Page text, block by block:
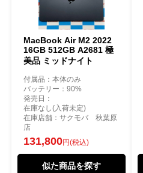
MacBook Air M2 2022
16GB 512GB A2681 極
美品 ミッドナイト
付属品：本体のみ
バッテリー：90%
発売日：
在庫なし(入荷未定)
在庫店舗：サクモバ 秋葉原
店
131,800円(税込)
似た商品を探す